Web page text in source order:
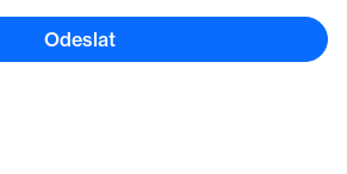
Odeslat